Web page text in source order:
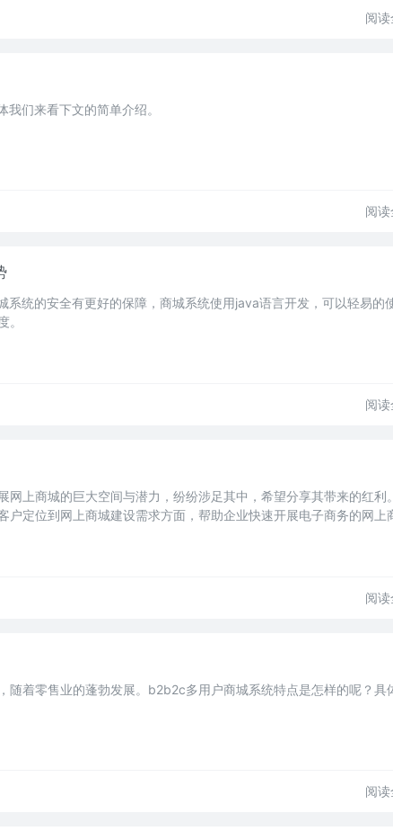
阅
们来看下文的简单介绍。
阅
系统的安全有更好的保障，商城系统使用java语言开发，可以轻易的
。
阅
网上商城的巨大空间与潜力，纷纷涉足其中，希望分享其带来的红利
户定位到网上商城建设需求方面，帮助企业快速开展电子商务的网上
阅
随着零售业的蓬勃发展。b2b2c多用户商城系统特点是怎样的呢？具
阅